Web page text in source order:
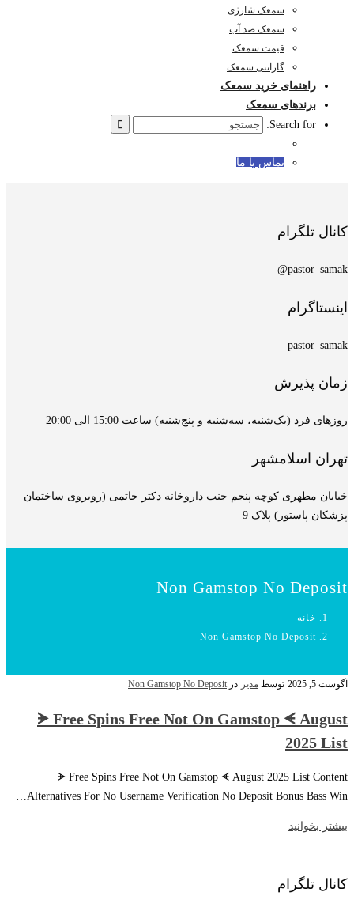
سمعک شارژی
سمعک ضد آب
قیمت سمعک
گارانتی سمعک
راهنمای خرید سمعک
برندهای سمعک
Search for:
تماس با ما
کانال تلگرام
pastor_samak@
اینستاگرام
pastor_samak
زمان پذیرش
روزهای فرد (یک‌شنبه، سه‌شنبه و پنج‌شنبه) ساعت 15:00 الی 20:00
تهران اسلامشهر
خیابان مطهری کوچه پنجم جنب داروخانه دکتر حاتمی (روبروی ساختمان
پزشکان پاستور) پلاک 9
Non Gamstop No Deposit
خانه
Non Gamstop No Deposit
آگوست 5, 2025 توسط مدیر در Non Gamstop No Deposit
ᗘ Free Spins Free Not On Gamstop ᗛ August
2025 List
ᗘ Free Spins Free Not On Gamstop ᗛ August 2025 List Content
Alternatives For No Username Verification No Deposit Bonus Bass Win…
بیشتر بخوانید
کانال تلگرام